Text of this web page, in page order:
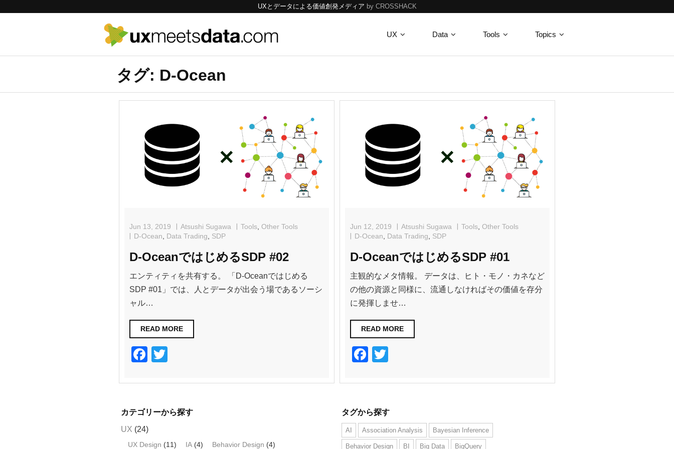
UXとデータによる価値創発メディア by CROSSHACK
UX Data Tools Topics
タグ: D-Ocean
Jun 13, 2019 Atsushi Sugawa Tools Other Tools
D-Ocean
Data Trading SDP
D-OceanではじめるSDP #02
エンティティを共有する。 「D-Oceanではじめる
SDP #01」では、人とデータが出会う場であるソーシ
ャル…
READ MORE
F
c
b
o
tt
Jun 12, 2019 Atsushi Sugawa Tools Other Tools
D-Ocean
Data Trading SDP
D-OceanではじめるSDP #01
主観的なメタ情報。 データは、ヒト・モノ・カネなど
の他の資源と同様に、流通しなければその価値を存分
に発揮しませ…
READ MORE
F
c
b
o
tt
カテゴリーから探す
UX (24)
UX Design (11) IA (4) Behavior Design (4)
タグから探す
AI Association Analysis Bayesian Inference
Behavior Design BI Big Data BigQuery